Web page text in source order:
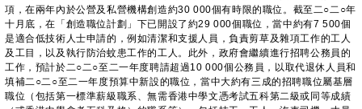
項，在兩年內於公營及私營機構創造約30 000個有時限的職位。截至二○二○年
十月底，在「創造職位計劃」下已開設了約29 000個職位，當中約有7 500個
是適合低技術人士申請的，例如清潔和支援人員，負責剪草及雜項工作的工人
及工目，以及執行防治蚊患工作的工人。此外，政府會繼續進行招聘公務員的
工作，預計於二○二○至二一年度聘請超過10 000個公務員，以取代退休人員和
填補二○二○至二一年度預算中新設的職位，當中大約有三成的招聘職位屬基層
職位（包括第一標準薪級職系、無需香港中學文憑考試五科第二級或同等成績